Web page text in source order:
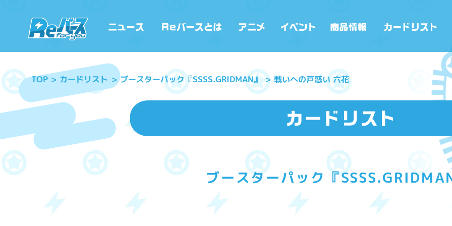
TOP カードリスト ブースターパック『SSSS.GRIDMAN』 戦いへの戸惑い 六花
ブースターパック『